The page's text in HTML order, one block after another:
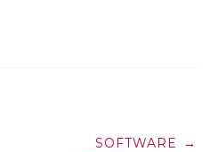
SOFTWARE
→